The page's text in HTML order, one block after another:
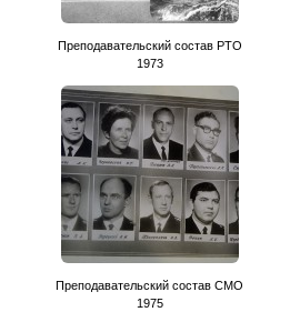
Преподавательский состав РТО
1973
Преподавательский состав СМО
1975